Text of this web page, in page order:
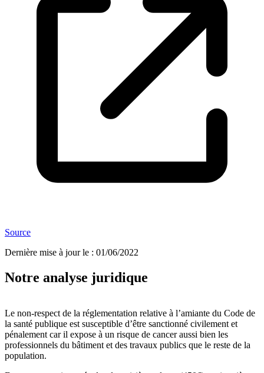
Source
Dernière mise à jour le : 01/06/2022
Notre analyse juridique
Le non-respect de la réglementation relative à l’amiante du Code de
la santé publique est susceptible d’être sanctionné civilement et
pénalement car il expose à un risque de cancer aussi bien les
professionnels du bâtiment et des travaux publics que le reste de la
population.